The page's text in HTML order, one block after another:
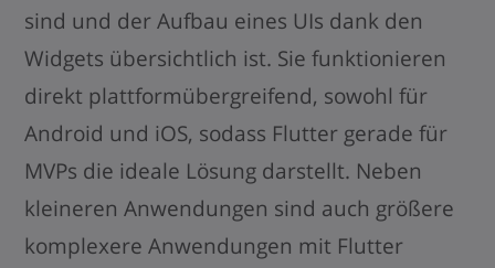
sind und der Aufbau eines UIs dank den
Widgets übersichtlich ist. Sie funktionieren
direkt plattformübergreifend, sowohl für
Android und iOS, sodass Flutter gerade für
MVPs die ideale Lösung darstellt. Neben
kleineren Anwendungen sind auch größere
komplexere Anwendungen mit Flutter